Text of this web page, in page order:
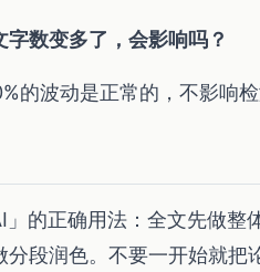
字数变多了，会影响吗？
的波动是正常的，不影响
」的正确用法：全文先做整
段润色。不要一开始就把